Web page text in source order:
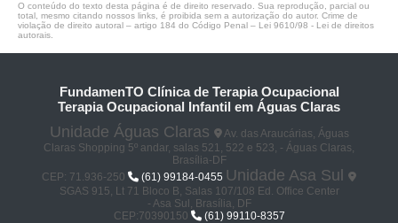
O conteúdo do texto desta página é de direito reservado. Sua reprodução, parcial ou
total, mesmo citando nossos links, é proibida sem a autorização do autor. Crime de
violação de direito autoral – artigo 184 do Código Penal – Lei 9610/98 - Lei de direitos
autorais
FundamenTO Clínica de Terapia Ocupacional
Terapia Ocupacional Infantil em Águas Claras
Unidade Águas Claras
Av. das Araucárias, Águas
Claras Shopping 5º andar, salas 521, 522 e 523, - Águas Claras,
Brasília-DF
CEP: 71.936-250
(61) 99184-0455 Unidade Asa Sul
SGAS 915, Lt 71 Bloco B, Salas 107/108 Ed. Office Center
- Asa Sul, Brasília, DF
CEP:70390150
(61) 99110-8357